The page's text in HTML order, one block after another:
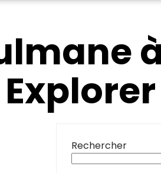
Rechercher